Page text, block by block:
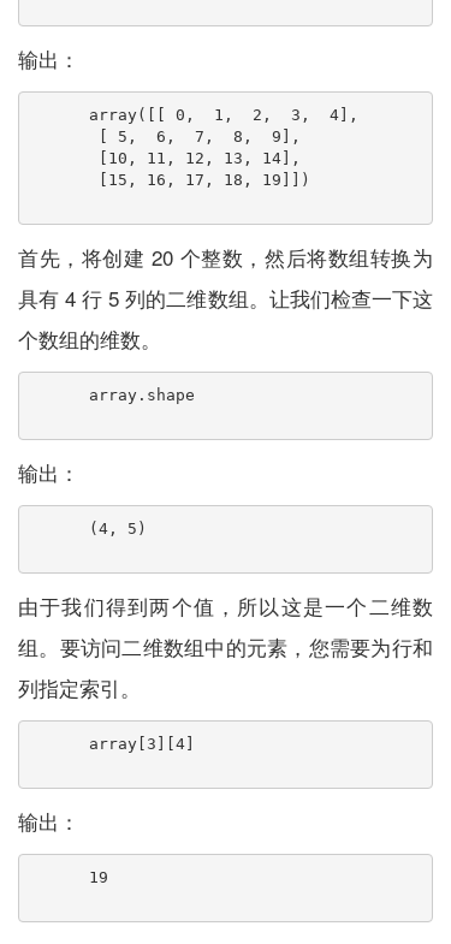
输出：
array([[ 0,  1,  2,  3,  4],
       [ 5,  6,  7,  8,  9],
       [10, 11, 12, 13, 14],
       [15, 16, 17, 18, 19]])
首先，将创建 20 个整数，然后将数组转换为
具有 4 行 5 列的二维数组。让我们检查一下这
个数组的维数。
array.shape
输出：
(4, 5)
由于我们得到两个值，所以这是一个二维数
组。要访问二维数组中的元素，您需要为行和
列指定索引。
array[3][4]
输出：
19